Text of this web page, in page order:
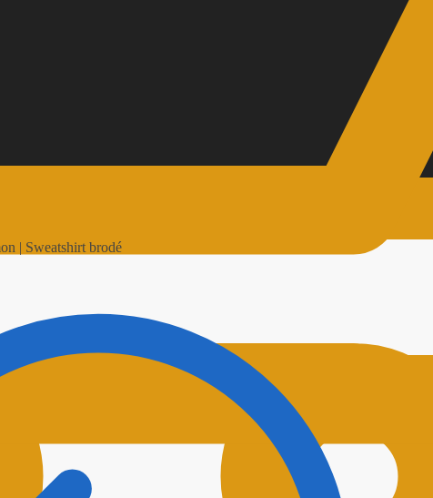
| Sweatshirt brodé